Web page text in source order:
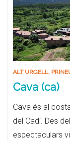
ALT URGELL,
Cava (ca)
Cava és al
del Cadí. Des
espectaculars